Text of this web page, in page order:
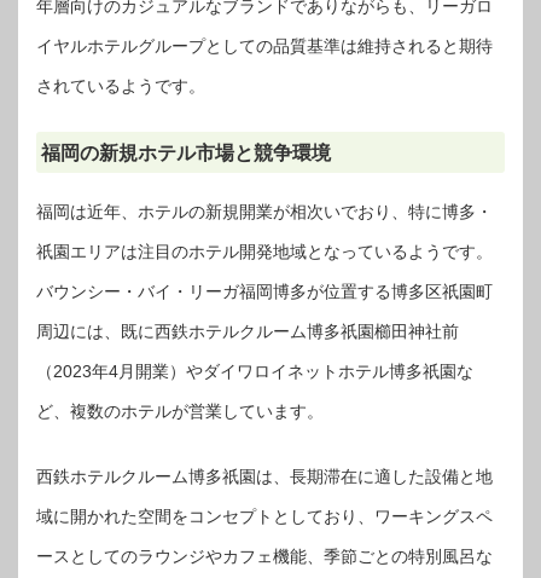
年層向けのカジュアルなブランドでありながらも、リーガロ
イヤルホテルグループとしての品質基準は維持されると期待
されているようです。
福岡の新規ホテル市場と競争環境
福岡は近年、ホテルの新規開業が相次いでおり、特に博多・
祇園エリアは注目のホテル開発地域となっているようです。
バウンシー・バイ・リーガ福岡博多が位置する博多区祇園町
周辺には、既に西鉄ホテルクルーム博多祇園櫛田神社前
（2023年4月開業）やダイワロイネットホテル博多祇園な
ど、複数のホテルが営業しています。
西鉄ホテルクルーム博多祇園は、長期滞在に適した設備と地
域に開かれた空間をコンセプトとしており、ワーキングスペ
ースとしてのラウンジやカフェ機能、季節ごとの特別風呂な